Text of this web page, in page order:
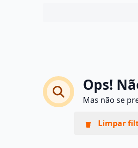
Ops!
Mas não se
Limpar